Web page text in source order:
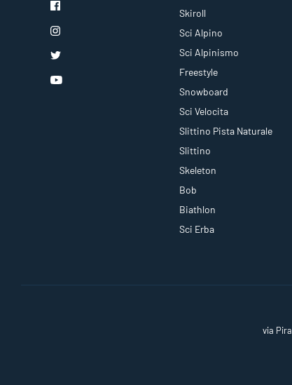
Skiroll
Sci Alpino
Sci Alpinismo
Freestyle
Snowboard
Sci Velocita
Slittino Pista Naturale
Slittino
Skeleton
Bob
Biathlon
Sci Erba
via